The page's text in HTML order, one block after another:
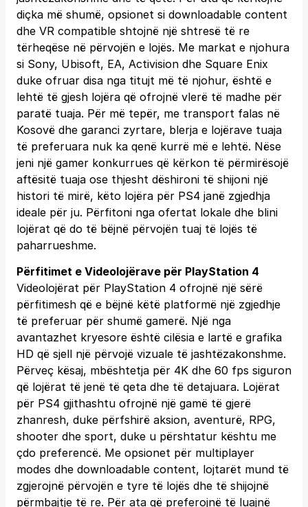
diçka më shumë, opsionet si downloadable content
dhe VR compatible shtojnë një shtresë të re
tërheqëse në përvojën e lojës. Me markat e njohura
si Sony, Ubisoft, EA, Activision dhe Square Enix
duke ofruar disa nga titujt më të njohur, është e
lehtë të gjesh lojëra që ofrojnë vlerë të madhe për
paratë tuaja. Për më tepër, me transport falas në
Kosovë dhe garanci zyrtare, blerja e lojërave tuaja
të preferuara nuk ka qenë kurrë më e lehtë. Nëse
jeni një gamer konkurrues që kërkon të përmirësojë
aftësitë tuaja ose thjesht dëshironi të shijoni një
histori të mirë, këto lojëra për PS4 janë zgjedhja
ideale për ju. Përfitoni nga ofertat lokale dhe blini
lojërat që do të bëjnë përvojën tuaj të lojës të
paharrueshme.
Përfitimet e Videolojërave për PlayStation 4
Videolojërat për PlayStation 4 ofrojnë një sërë
përfitimesh që e bëjnë këtë platformë një zgjedhje
të preferuar për shumë gamerë. Një nga
avantazhet kryesore është cilësia e lartë e grafika
HD që sjell një përvojë vizuale të jashtëzakonshme.
Përveç kësaj, mbështetja për 4K dhe 60 fps siguron
që lojërat të jenë të qeta dhe të detajuara. Lojërat
për PS4 gjithashtu ofrojnë një gamë të gjerë
zhanresh, duke përfshirë aksion, aventurë, RPG,
shooter dhe sport, duke u përshtatur kështu me
çdo preferencë. Me opsionet për multiplayer
modes dhe downloadable content, lojtarët mund të
zgjerojnë përvojën e tyre të lojës dhe të shijojnë
përmbajtje të re. Për ata që preferojnë të luajnë